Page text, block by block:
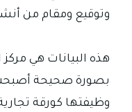
وتوقيع ومقام من
هذه البيانات هي
بصورة صحيحة أصبحت
وظيفتها كورقة